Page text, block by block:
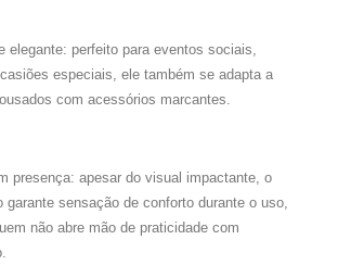
elegante: perfeito para eventos sociais,
especiais, ele também se adapta a
com acessórios marcantes.
presença: apesar do visual impactante, o
garante sensação de conforto durante o uso,
não abre mão de praticidade com